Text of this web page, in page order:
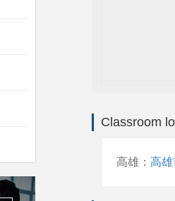
Classroom
高雄： 高